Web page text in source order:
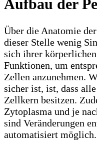
Aufbau der
Über die Anatomie
dieser Stelle wenig
sich ihrer
Funktionen, um
Zellen anzunehmen.
sicher ist, ist, dass
Zellkern besitzen.
Zytoplasma und je
sind Veränderungen
automatisiert möglich.